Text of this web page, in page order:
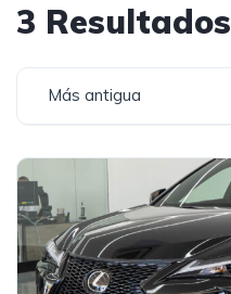
3 Resultados
Más antigua